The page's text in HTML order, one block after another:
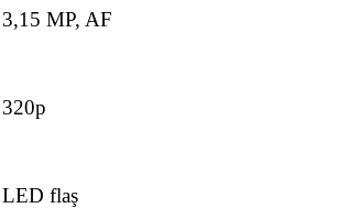
3,15 MP, AF
320p
LED flaş